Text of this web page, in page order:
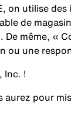
on utilise
de
De même, «
ou une
Inc. !
aurez pour